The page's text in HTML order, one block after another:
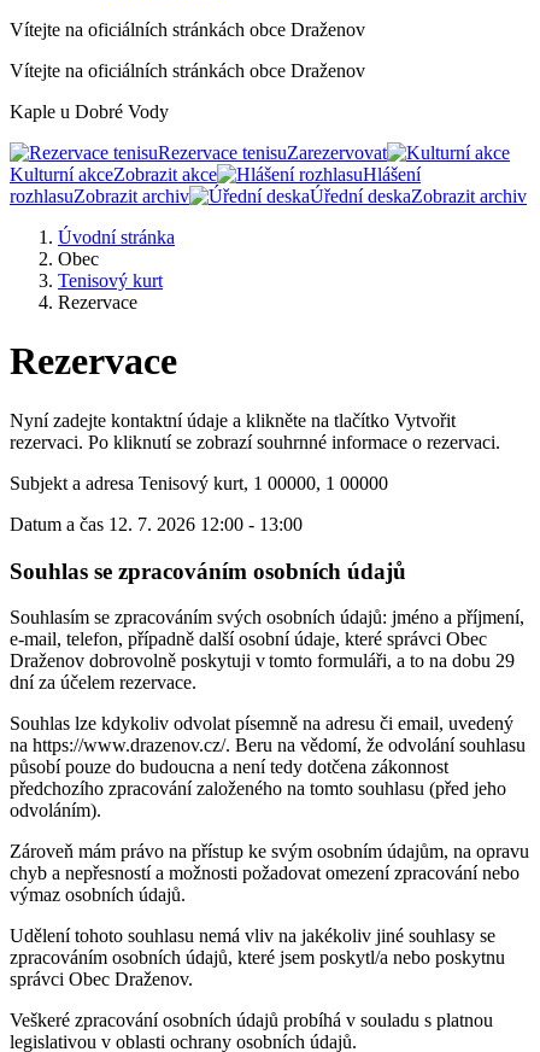
Vítejte na oficiálních stránkách obce Draženov
Vítejte na oficiálních stránkách obce Draženov
Kaple u Dobré Vody
Rezervace tenisuZarezervovat
Kulturní akceZobrazit akce
Hlášení
rozhlasuZobrazit archiv Úřední deskaZobrazit archiv
Úvodní stránka
Obec
Tenisový kurt
Rezervace
Rezervace
Nyní zadejte kontaktní údaje a klikněte na tlačítko Vytvořit
rezervaci. Po kliknutí se zobrazí souhrnné informace o rezervaci.
Subjekt a adresa Tenisový kurt, 1 00000, 1 00000
Datum a čas 12. 7. 2026 12:00 - 13:00
Souhlas se zpracováním osobních údajů
Souhlasím se zpracováním svých osobních údajů: jméno a příjmení,
e-mail, telefon, případně další osobní údaje, které správci Obec
Draženov dobrovolně poskytuji v tomto formuláři, a to na dobu 29
dní za účelem rezervace.
Souhlas lze kdykoliv odvolat písemně na adresu či email, uvedený
na https://www.drazenov.cz/. Beru na vědomí, že odvolání souhlasu
působí pouze do budoucna a není tedy dotčena zákonnost
předchozího zpracování založeného na tomto souhlasu (před jeho
odvoláním).
Zároveň mám právo na přístup ke svým osobním údajům, na opravu
chyb a nepřesností a možnosti požadovat omezení zpracování nebo
výmaz osobních údajů.
Udělení tohoto souhlasu nemá vliv na jakékoliv jiné souhlasy se
zpracováním osobních údajů, které jsem poskytl/a nebo poskytnu
správci Obec Draženov.
Veškeré zpracování osobních údajů probíhá v souladu s platnou
legislativou v oblasti ochrany osobních údajů.